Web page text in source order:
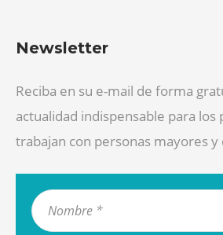
Newsletter
Reciba en su e-mail de forma
actualidad indispensable para los
trabajan con personas mayores